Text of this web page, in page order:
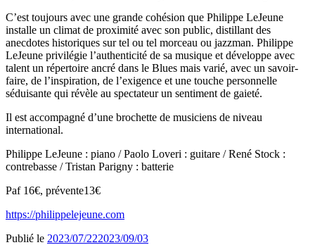
C’est toujours avec une grande cohésion que Philippe LeJeune
installe un climat de proximité avec son public, distillant des
anecdotes historiques sur tel ou tel morceau ou jazzman. Philippe
LeJeune privilégie l’authenticité de sa musique et développe avec
talent un répertoire ancré dans le Blues mais varié, avec un savoir-
faire, de l’inspiration, de l’exigence et une touche personnelle
séduisante qui révèle au spectateur un sentiment de gaieté.
Il est accompagné d’une brochette de musiciens de niveau
international.
Philippe LeJeune : piano / Paolo Loveri : guitare / René Stock :
contrebasse / Tristan Parigny : batterie
Paf 16€, prévente13€
https://philippelejeune.com
Publié le 2023/07/222023/09/03